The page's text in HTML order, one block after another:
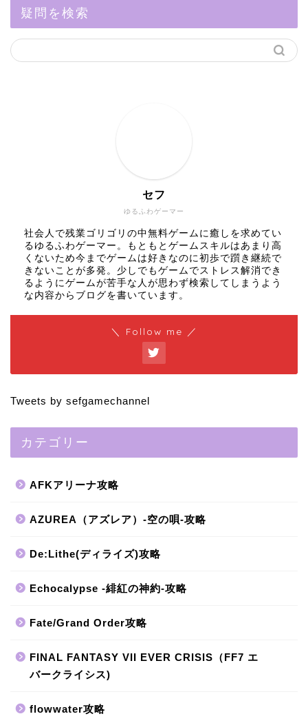
疑問を検索
ゆるふわゲーマー
セフ
社会人で残業ゴリゴリの中無料ゲームに癒しを求めてい
るゆるふわゲーマー。もともとゲームスキルはあまり高
くないため今までゲームは好きなのに初歩で躓き継続で
きないことが多発。少しでもゲームでストレス解消でき
るようにゲームが苦手な人が思わず検索してしまうよう
な内容からブログを書いています。
＼ Follow me ／
Tweets by sefgamechannel
カテゴリー
AFKアリーナ攻略
AZUREA（アズレア）-空の唄-攻略
De:Lithe(ディライズ)攻略
Echocalypse -緋紅の神約-攻略
Fate/Grand Order攻略
FINAL FANTASY VII EVER CRISIS（FF7 エ
バークライシス)
flowwater攻略